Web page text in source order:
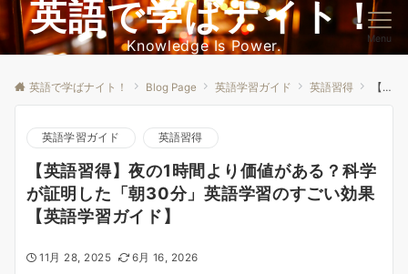
英語で学ばナイト！
Knowledge Is Power. Menu
英語で学ばナイト！ Blog Page 英語学習ガイド 英語習得 【英語習得】夜の1時間より価値がある？科学が証明した「朝30分」英語学習のすごい効果【英語学習ガイド】
英語学習ガイド 英語習得
【英語習得】夜の1時間より価値がある？科学
が証明した「朝30分」英語学習のすごい効果
【英語学習ガイド】
11月 28, 2025 6月 16, 2026